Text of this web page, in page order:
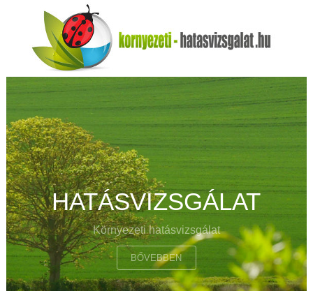
HATÁSVIZSGÁLAT
Környezeti hatásvizsgálat
BŐVEBBEN